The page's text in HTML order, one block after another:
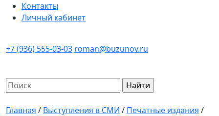
Контакты
Личный кабинет
+7 (936) 555-03-03 roman@buzunov.ru
Найти:
Главная / Выступления в СМИ / Печатные издания /